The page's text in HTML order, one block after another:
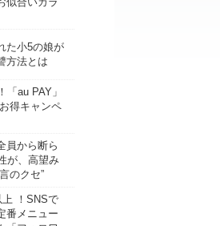
た小5の娘が
方法とは
「au PAY」
得キャンペ
員から断ら
が、高望み
のクセ”
！SNSで
番メニュー